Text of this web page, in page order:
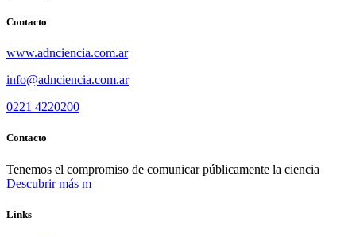
Contacto
www.adnciencia.com.ar
info@adnciencia.com.ar
0221 4220200
Contacto
Tenemos el compromiso de comunicar públicamente la ciencia
Descubrir más
Links